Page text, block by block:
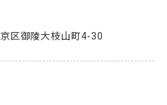
区御陵大枝山町4-30